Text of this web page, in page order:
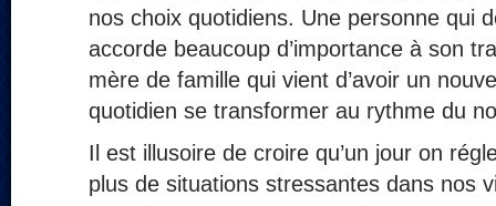
nos choix quotidiens. Une personne qui
accorde beaucoup d’importance à son
mère de famille qui vient d’avoir un
quotidien se transformer au rythme du
Il est illusoire de croire qu’un jour on
plus de situations stressantes dans nos